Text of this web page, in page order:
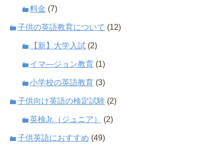
料金 (7)
子供の英語教育について (12)
【新】大学入試 (2)
イマ―ジョン教育 (1)
小学校の英語教育 (3)
子供向け英語の検定試験 (2)
英検Jr.（ジュニア） (2)
子供英語におすすめ (49)